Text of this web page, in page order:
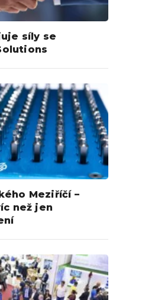
síly se
Meziříčí –
než jen